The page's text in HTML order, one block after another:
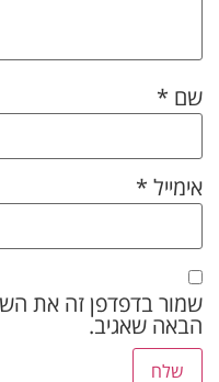
שם *
אימייל *
שמור בדפדפן זה את
הבאה שאגיב.